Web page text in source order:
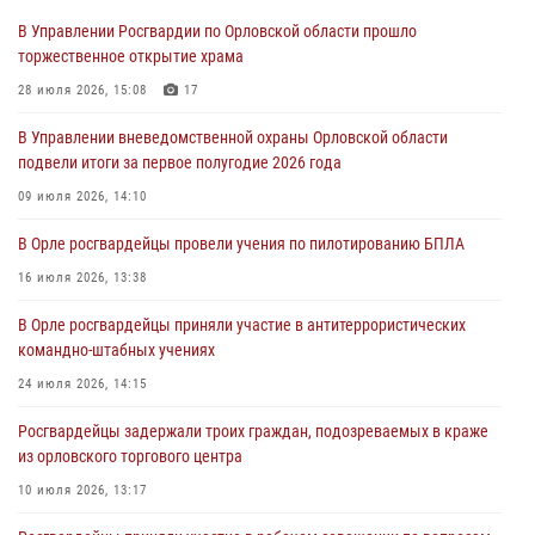
Росгвардейцы обеспечили безопасность во время празднования
Дня ВДВ
В Орле росгвардейцы приняли участие в учениях на избирательном
участке
Жительница Мценска сдала в Росгвардию незарегистрированное
31 июля 2026, 13:16
В Управлении Росгвардии по Орловской области прошло
торжественное открытие храма
28 июля 2026, 15:08 17
В Управлении вневедомственной охраны Орловской области
подвели итоги за первое полугодие 2026 года
09 июля 2026, 14:10
В Орле росгвардейцы провели учения по пилотированию БПЛА
16 июля 2026, 13:38
В Орле росгвардейцы приняли участие в антитеррористических
командно-штабных учениях
24 июля 2026, 14:15
Росгвардейцы задержали троих граждан, подозреваемых в краже
из орловского торгового центра
10 июля 2026, 13:17